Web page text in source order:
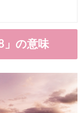
」の意味